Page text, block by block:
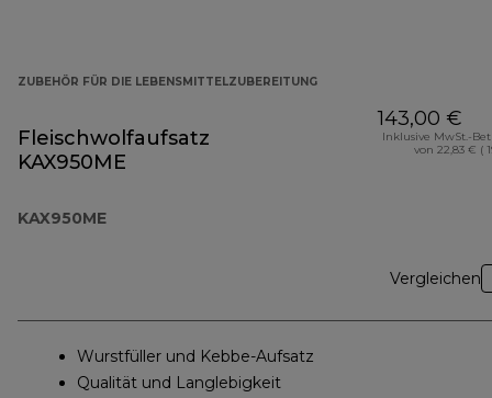
ZUBEHÖR FÜR DIE LEBENSMITTELZUBEREITUNG
Fleischwolfaufsatz
KAX950ME
KAX950ME
143,00 €
Inklusive MwSt.-
von 22,83 € (
Vergleichen
Wurstfüller und Kebbe-Aufsatz
Qualität und Langlebigkeit